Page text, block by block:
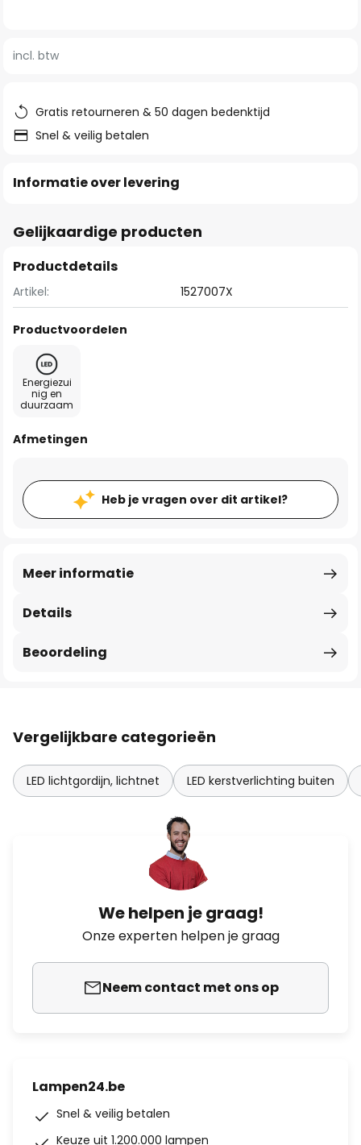
van
afbeeldingen-
gallerij
incl. btw
Gratis retourneren & 50 dagen bedenktijd
Snel & veilig betalen
Informatie over levering
Gelijkaardige producten
Productdetails
Artikel: 1527007X
Productvoordelen
Energiezui
nig en
duurzaam
Afmetingen
Heb je vragen over dit artikel?
Details
Meer informatie
Beoordeling
Vergelijkbare categorieën
LED lichtgordijn, lichtnet LED kerstverlichting buiten
We helpen je graag!
Onze experten helpen je graag
Neem contact met ons op
Lampen24.be
Snel & veilig betalen
Keuze uit 1.200.000 lampen